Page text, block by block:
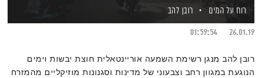
רוח על המים
רובן להב
26.01.19
01:59:54
רובן להב מנגן רשימת השמעה אוריינטאלית חוצת יבשות וימים
הנוגעת במגוון רחב וצבעוני של מדינות וסגנונות מוזיקליים מהמזרח